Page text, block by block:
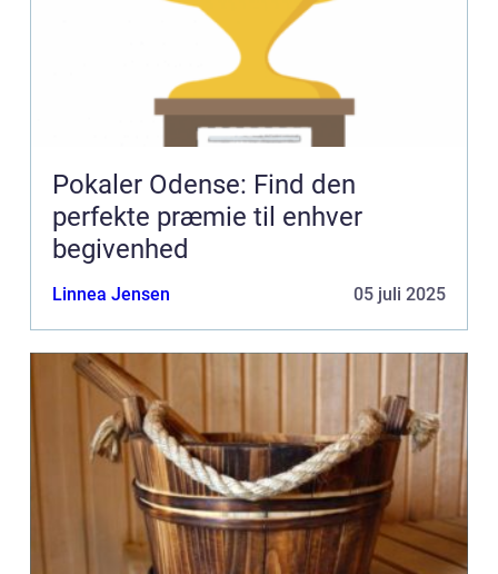
Pokaler Odense: Find den
perfekte præmie til enhver
begivenhed
Linnea Jensen 05 juli 2025